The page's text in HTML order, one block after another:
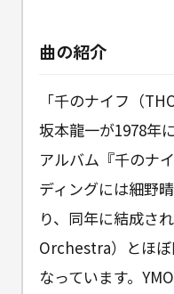
曲の紹介
「千のナイフ（
坂本龍一が1978年
アルバム『千のナ
ディングには細野
り、同年に結成さ
Orchestra）とほ
なっています。